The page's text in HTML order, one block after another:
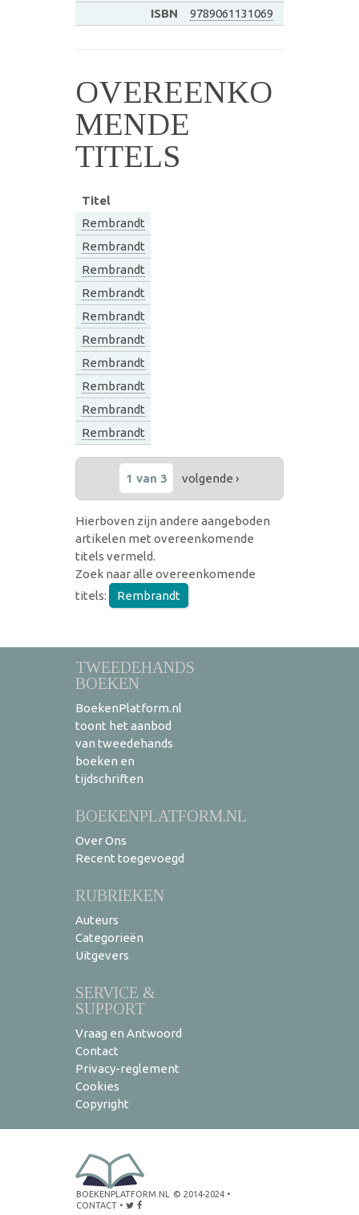
ISBN
9789061131069
OVEREENKO
MENDE
TITELS
Titel
Rembrandt
Rembrandt
Rembrandt
Rembrandt
Rembrandt
Rembrandt
Rembrandt
Rembrandt
Rembrandt
Rembrandt
1 van 3 volgende ›
Hierboven zijn andere aangeboden
artikelen met overeenkomende
titels vermeld.
Zoek naar alle overeenkomende
titels:
Rembrandt
TWEEDEHANDS
BOEKEN
BoekenPlatform.nl
toont het aanbod
van tweedehands
boeken en
tijdschriften
BOEKENPLATFORM.NL
Over Ons
Recent toegevoegd
RUBRIEKEN
Auteurs
Categorieën
Uitgevers
SERVICE &
SUPPORT
Vraag en Antwoord
Contact
Privacy-reglement
Cookies
Copyright
BOEKENPLATFORM.NL © 2014-2024 •
CONTACT •